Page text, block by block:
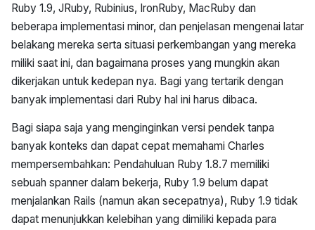
Ruby 1.9, JRuby, Rubinius, IronRuby, MacRuby dan
beberapa implementasi minor, dan penjelasan mengenai latar
belakang mereka serta situasi perkembangan yang mereka
miliki saat ini, dan bagaimana proses yang mungkin akan
dikerjakan untuk kedepan nya. Bagi yang tertarik dengan
banyak implementasi dari Ruby hal ini harus dibaca.
Bagi siapa saja yang menginginkan versi pendek tanpa
banyak konteks dan dapat cepat memahami Charles
mempersembahkan: Pendahuluan Ruby 1.8.7 memiliki
sebuah spanner dalam bekerja, Ruby 1.9 belum dapat
menjalankan Rails (namun akan secepatnya), Ruby 1.9 tidak
dapat menunjukkan kelebihan yang dimiliki kepada para